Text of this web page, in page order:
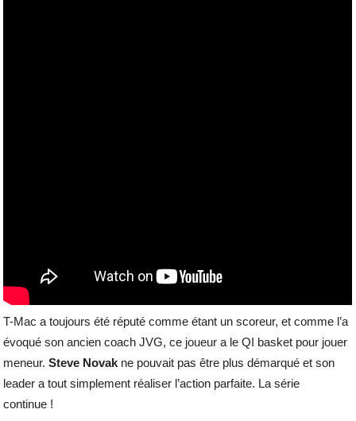
T-Mac a toujours été réputé comme étant un scoreur, et comme l’a
évoqué son ancien coach JVG, ce joueur a le QI basket pour jouer
meneur.Steve Novak ne pouvait pas être plus démarqué et son
leader a tout simplement réaliser l’action parfaite. La série
continue !